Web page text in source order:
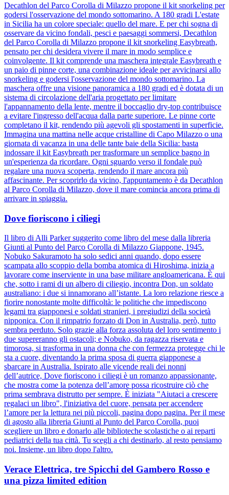
Decathlon del Parco Corolla di Milazzo propone il kit snorkeling per
godersi l'osservazione del mondo sottomarino. A 180 gradi L'estate
in Sicilia ha un colore speciale: quello del mare. E per chi sogna di
osservare da vicino fondali, pesci e paesaggi sommersi, Decathlon
del Parco Corolla di Milazzo propone il kit snorkeling Easybreath,
pensato per chi desidera vivere il mare in modo semplice e
coinvolgente. Il kit comprende una maschera integrale Easybreath e
un paio di pinne corte, una combinazione ideale per avvicinarsi allo
snorkeling e godersi l'osservazione del mondo sottomarino. La
maschera offre una visione panoramica a 180 gradi ed è dotata di un
sistema di circolazione dell'aria progettato per limitare
l'appannamento della lente, mentre il boccaglio dry-top contribuisce
a evitare l'ingresso dell'acqua dalla parte superiore. Le pinne corte
completano il kit, rendendo più agevoli gli spostamenti in superficie.
Immagina una mattina nelle acque cristalline di Capo Milazzo o una
giornata di vacanza in una delle tante baie della Sicilia: basta
indossare il kit Easybreath per trasformare un semplice bagno in
un'esperienza da ricordare. Ogni sguardo verso il fondale può
regalare una nuova scoperta, rendendo il mare ancora più
affascinante. Per scoprirlo da vicino, l'appuntamento è da Decathlon
al Parco Corolla di Milazzo, dove il mare comincia ancora prima di
arrivare in spiaggia.
Dove fioriscono i ciliegi
Il libro di Alli Parker suggerito come libro del mese dalla libreria
Giunti al Punto del Parco Corolla di Milazzo Giappone, 1945.
Nobuko Sakuramoto ha solo sedici anni quando, dopo essere
scampata allo scoppio della bomba atomica di Hiroshima, inizia a
lavorare come inserviente in una base militare angloamericana. È qui
che, sotto i rami di un albero di ciliegio, incontra Don, un soldato
australiano: i due si innamorano all’istante. La loro relazione riesce a
fiorire nonostante molte difficoltà: le politiche che impediscono
legami tra giapponesi e soldati stranieri, i pregiudizi della società
nipponica. Con il rimpatrio forzato di Don in Australia, però, tutto
sembra perduto. Solo grazie alla forza assoluta del loro sentimento i
due supereranno gli ostacoli; e Nobuko, da ragazza riservata e
timorosa, si trasforma in una donna che con fermezza protegge chi le
sta a cuore, diventando la prima sposa di guerra giapponese a
sbarcare in Australia. Ispirato alle vicende reali dei nonni
dell’autrice, Dove fioriscono i ciliegi è un romanzo appassionante,
che mostra come la potenza dell’amore possa ricostruire ciò che
prima sembrava distrutto per sempre. È iniziata "Aiutaci a crescere
regalaci un libro", l'iniziativa del cuore, pensata per accendere
l’amore per la lettura nei più piccoli, pagina dopo pagina. Per il mese
di agosto alla libreria Giunti al Punto del Parco Corolla, puoi
scegliere un libro e donarlo alle biblioteche scolastiche o ai reparti
pediatrici della tua città. Tu scegli a chi destinarlo, al resto pensiamo
noi. Insieme, un libro dopo l'altro.
Verace Elettrica, tre Spicchi del Gambero Rosso e
una pizza limited edition